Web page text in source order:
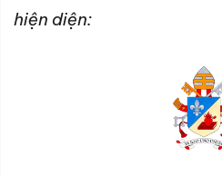
hiện diện: